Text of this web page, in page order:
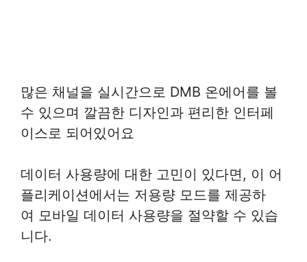
많은 채널을 실시간으로 DMB 온에어를 볼
수 있으며 깔끔한 디자인과 편리한 인터페
이스로 되어있어요
데이터 사용량에 대한 고민이 있다면, 이 어
플리케이션에서는 저용량 모드를 제공하
여 모바일 데이터 사용량을 절약할 수 있습
니다.